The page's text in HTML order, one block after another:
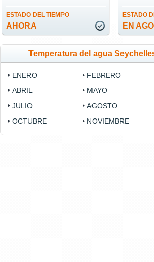
ESTADO DEL TIEMPO
AHORA
ESTADO
EN
Temperatura del agua
ENERO FEBRERO
ABRIL
MAYO
JULIO
AGOSTO
OCTUBRE
NOVIEMBRE